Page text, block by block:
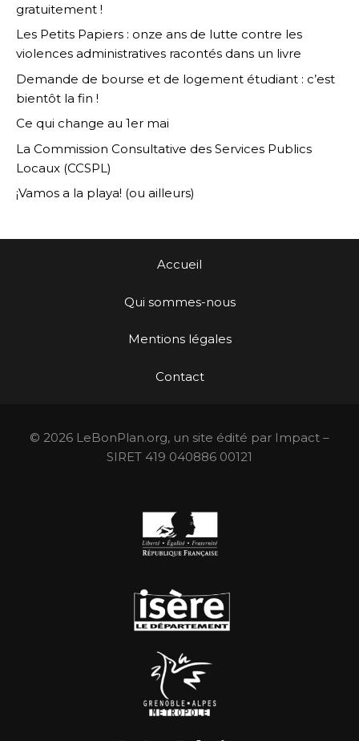
gratuitement !
Les Petits Papiers : onze ans de lutte contre les
violences administratives racontés dans un livre
Demande de bourse et de logement étudiant : c’est
bientôt la fin !
Ce qui change au 1er mai
La Commission Consultative des Services Publics
Locaux (CCSPL)
¡Vamos a la playa! (ou ailleurs)
Accueil
Qui sommes-nous
Mentions légales
Contact
© 2026 LeBonPlan.org, un site édité par Impact –
SIRET 419 040886 00121